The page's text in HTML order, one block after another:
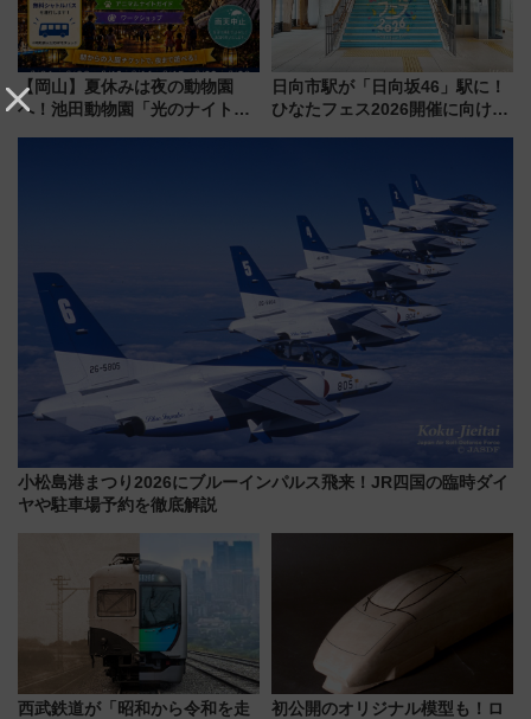
【岡山】夏休みは夜の動物園
へ！池田動物園「光のナイトズ
日向市駅が「日向坂46」駅に！
ひなたフェス2026開催に向けJR
小松島港まつり2026にブルーインパルス飛来！JR四国の臨時ダイ
ヤや駐車場予約を徹底解説
西武鉄道が「昭和から令和を走
初公開のオリジナル模型も！ロ